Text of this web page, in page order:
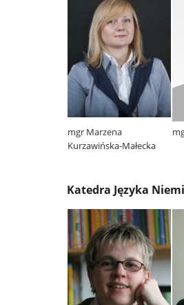
mgr Marzena
Kurzawińska-Małecka
Katedra Języka